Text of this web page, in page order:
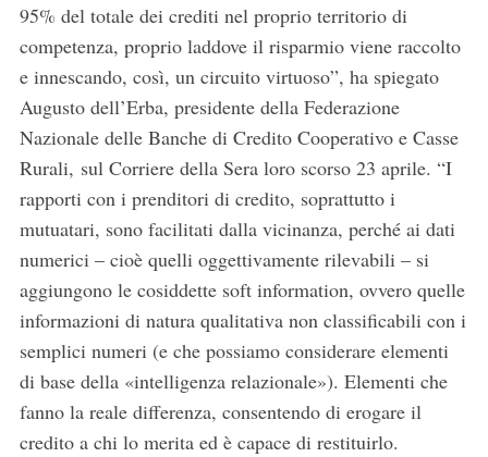
95% del totale dei crediti nel proprio territorio di
competenza, proprio laddove il risparmio viene raccolto
e innescando, così, un circuito virtuoso”, ha spiegato
Augusto dell’Erba, presidente della Federazione
Nazionale delle Banche di Credito Cooperativo e Casse
Rurali, sul Corriere della Sera loro scorso 23 aprile. “I
rapporti con i prenditori di credito, soprattutto i
mutuatari, sono facilitati dalla vicinanza, perché ai dati
numerici – cioè quelli oggettivamente rilevabili – si
aggiungono le cosiddette soft information, ovvero quelle
informazioni di natura qualitativa non classificabili con i
semplici numeri (e che possiamo considerare elementi
di base della «intelligenza relazionale»). Elementi che
fanno la reale differenza, consentendo di erogare il
credito a chi lo merita ed è capace di restituirlo.